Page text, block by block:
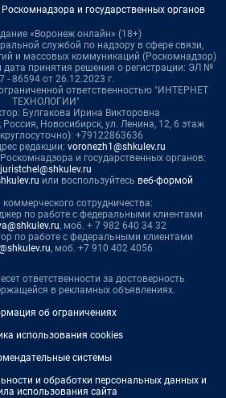
и государственных органов
«Воронеж онлайн» (18+)
службой по надзору в сфере связи,
и массовых коммуникаций (Роскомнадзор)
дата принятия решения о регистрации: ЭЛ №
- 86594 от 26.12.2023 г.
ответственностью "ИНТЕРНЕТ
ТЕХНОЛОГИИ"
Булгакова Ирина Викторовна
Новосибирск, ул. Ленина, 12, 6 этаж
+79122863636
редакции: voronezh1@shkulev.ru
и государственных органов:
juristchel@shkulev.ru
или воспользуйтесь веб-формой
сотрудничества:
по работе с федеральными клиентами
, моб. + 7 982 640 34 32
по работе с федеральными клиентами
, моб. +7 910 402 4056
ответственности за достоверность
в рекламных объявлениях.
об ограничениях
использования cookies
системы
и обработки персональных данных и
использования сайта